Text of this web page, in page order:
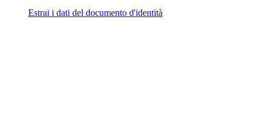
Estrai i dati del documento d'identità